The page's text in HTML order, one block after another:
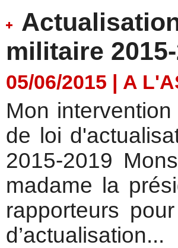
militaire
05/06/2015 | A
Mon
de loi
2015-2019
madame la
rapporteurs
d’actualisation...